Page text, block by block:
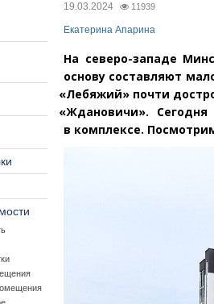
19.03.2024 11939
Екатерина Апарина
На северо-западе
основу составляют
«Лебяжий» почти
«Ждановичи». Сегодня
в комплексе.